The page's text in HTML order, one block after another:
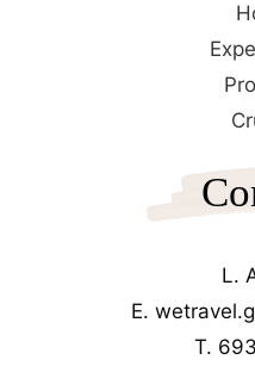
L.
E.
T.